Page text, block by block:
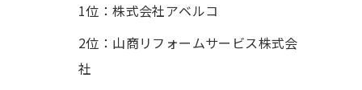
1位：株式会社アベルコ
2位：山商リフォームサービス株式会
社